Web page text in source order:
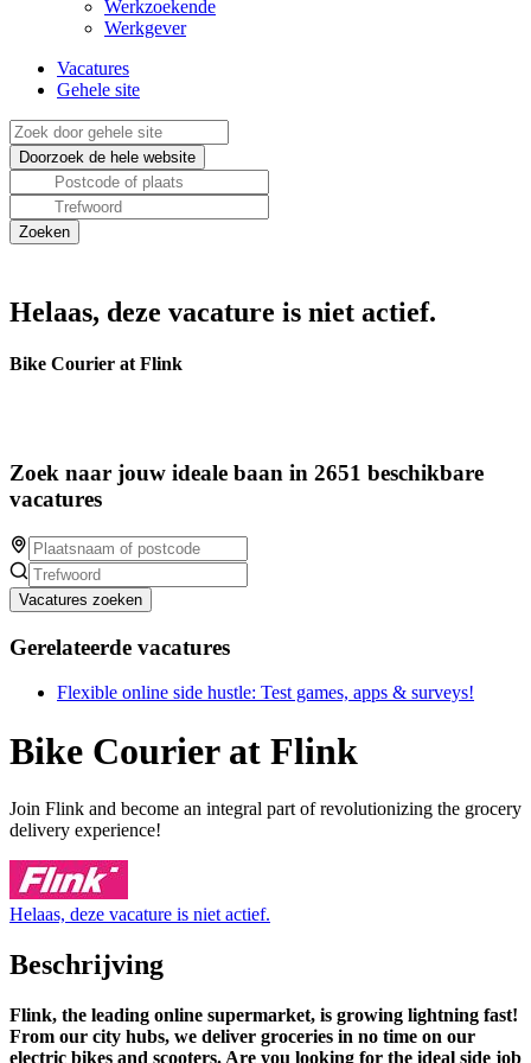
Werkzoekende
Werkgever
Vacatures
Gehele site
Helaas, deze vacature is niet actief.
Bike Courier at Flink
Zoek naar jouw ideale baan in 2651 beschikbare
vacatures
Vacatures zoeken
Gerelateerde vacatures
Flexible online side hustle: Test games, apps & surveys!
Bike Courier at Flink
Join Flink and become an integral part of revolutionizing the grocery
delivery experience!
Helaas, deze vacature is niet actief.
Beschrijving
Flink, the leading online supermarket, is growing lightning fast!
From our city hubs, we deliver groceries in no time on our
electric bikes and scooters. Are you looking for the ideal side job